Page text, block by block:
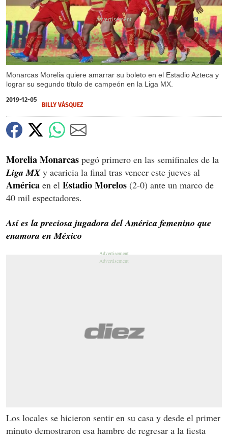
Monarcas Morelia quiere amarrar su boleto en el Estadio Azteca y
lograr su segundo título de campeón en la Liga MX.
X
X
X
2019-12-05
BILLY VÁSQUEZ
Morelia Monarcas pegó primero en las semifinales de la
Liga MX y acaricia la final tras vencer este jueves al
América en el Estadio Morelos (2-0) ante un marco de
40 mil espectadores.
Así es la preciosa jugadora del América femenino que
enamora en México
Los locales se hicieron sentir en su casa y desde el primer
minuto demostraron esa hambre de regresar a la fiesta